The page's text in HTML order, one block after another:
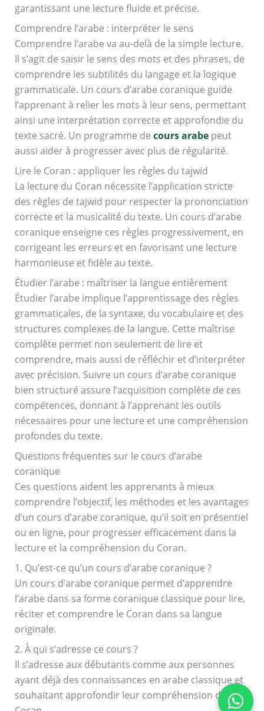
garantissant une lecture fluide et précise.
Comprendre l’arabe : interpréter le sens
Comprendre l’arabe va au-delà de la simple lecture.
Il s’agit de saisir le sens des mots et des phrases, de
comprendre les subtilités du langage et la logique
grammaticale. Un cours d’arabe coranique guide
l’apprenant à relier les mots à leur sens, permettant
ainsi une interprétation correcte et approfondie du
texte sacré. Un programme de cours arabepeut
aussi aider à progresser avec plus de régularité.
Lire le Coran : appliquer les règles du tajwid
La lecture du Coran nécessite l’application stricte
des règles de tajwid pour respecter la prononciation
correcte et la musicalité du texte. Un cours d’arabe
coranique enseigne ces règles progressivement, en
corrigeant les erreurs et en favorisant une lecture
harmonieuse et fidèle au texte.
Étudier l’arabe : maîtriser la langue entièrement
Étudier l’arabe implique l’apprentissage des règles
grammaticales, de la syntaxe, du vocabulaire et des
structures complexes de la langue. Cette maîtrise
complète permet non seulement de lire et
comprendre, mais aussi de réfléchir et d’interpréter
avec précision. Suivre un cours d’arabe coranique
bien structuré assure l’acquisition complète de ces
compétences, donnant à l’apprenant les outils
nécessaires pour une lecture et une compréhension
profondes du texte.
Questions fréquentes sur le cours d’arabe
coranique
Ces questions aident les apprenants à mieux
comprendre l’objectif, les méthodes et les avantages
d’un cours d’arabe coranique, qu’il soit en présentiel
ou en ligne, pour progresser efficacement dans la
lecture et la compréhension du Coran.
1. Qu’est-ce qu’un cours d’arabe coranique ?
Un cours d’arabe coranique permet d’apprendre
l’arabe dans sa forme coranique classique pour lire,
réciter et comprendre le Coran dans sa langue
originale.
2. À qui s’adresse ce cours ?
Il s’adresse aux débutants comme aux personnes
ayant déjà des connaissances en arabe classique et
souhaitant approfondir leur compréhension du